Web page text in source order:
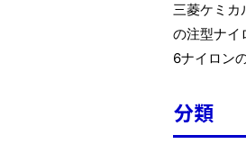
三菱ケミカ
の注型ナイ
6ナイロン
分類